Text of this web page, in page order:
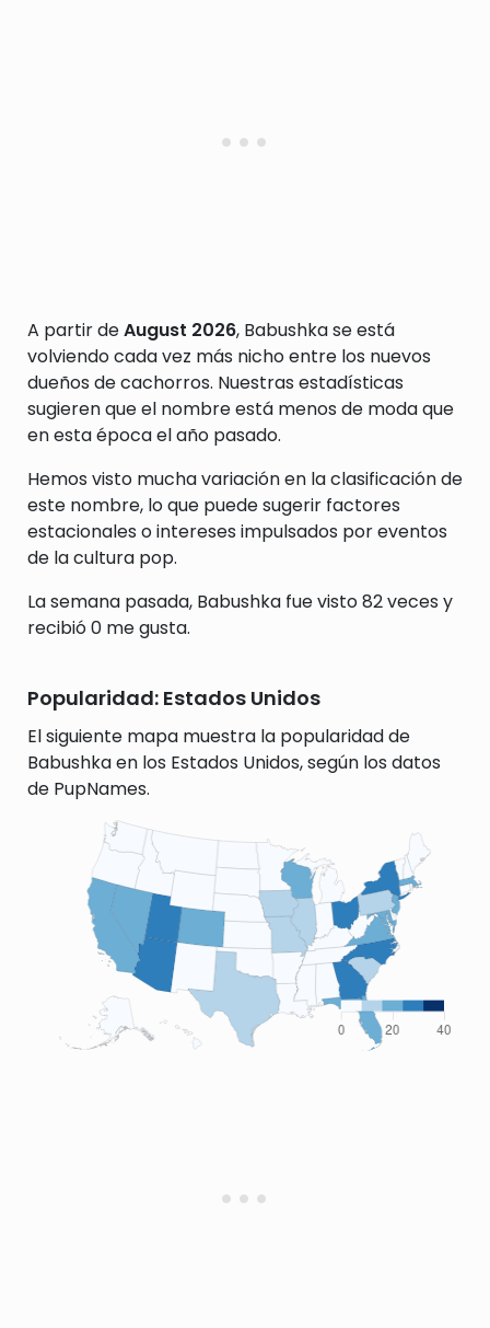
A partir deAugust 2026, Babushka se está
volviendo cada vez más nicho entre los nuevos
dueños de cachorros. Nuestras estadísticas
sugieren que el nombre está menos de moda que
en esta época el año pasado.
Hemos visto mucha variación en la clasificación de
este nombre, lo que puede sugerir factores
estacionales o intereses impulsados por eventos
de la cultura pop.
La semana pasada, Babushka fue visto 82 veces y
recibió 0 me gusta.
Popularidad: Estados Unidos
El siguiente mapa muestra la popularidad de
Babushka en los Estados Unidos, según los datos
de PupNames.